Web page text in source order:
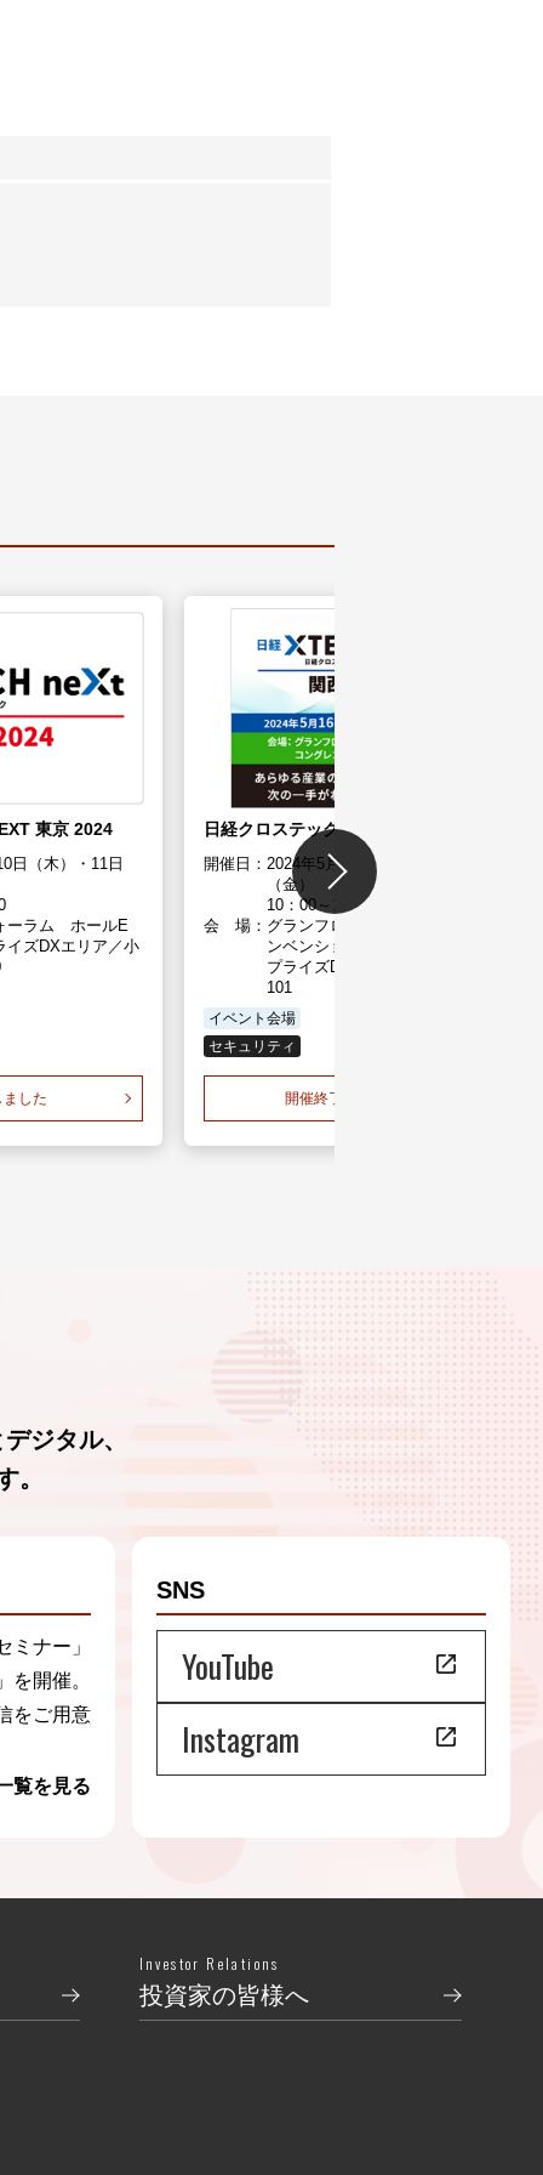
東京 2024
日（木）・11日
ーラム ホールE
イズDXエリア／小
した
日経クロステックNEXT 関西 2024
開催日： 2024年5月16日（木）・17日
（金）
10：00～17：00
会 場： グランフロント大阪 コングレコ
ンベンションセンター エンター
プライズDXエリア 小間番号：
101
イベント会場
セキュリティ
開催終了しました
ジタル、
。
ミナー」
を開催。
をご用意
覧を見る
SNS
YouTube
Instagram
Investor Relations
投資家の皆様へ